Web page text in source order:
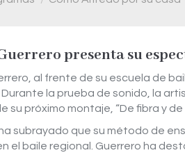
presenta su
al frente de su escuela de
Durante la prueba de sonido, la
su próximo montaje, “De fibra y
subrayado que su método de
el baile regional. Guerrero ha